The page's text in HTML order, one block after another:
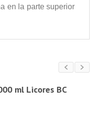
en la parte superior
ml Licores BC